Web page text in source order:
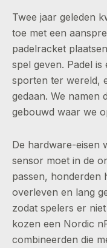
Twee jaar geleden
toe met een
padelracket
spel geven. Padel
sporten ter wereld,
gedaan. We namen
gebouwd waar we
De hardware-eisen
sensor moet in de
passen, honderden
overleven en lang
zodat spelers er
kozen een Nordic
combineerden die